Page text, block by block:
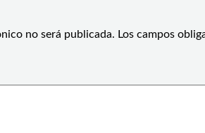
no será publicada. Los campos